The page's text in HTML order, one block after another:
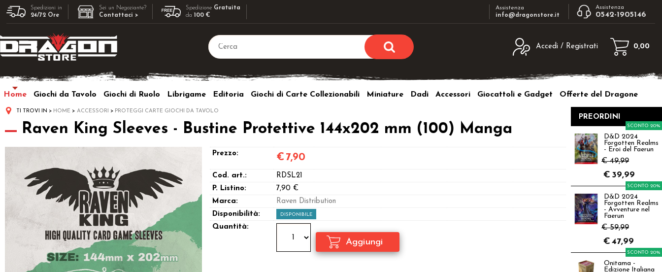
Spedizioni in
24/72 Ore
Sei un Negoziante?
Contattaci >
Spedizione Gratuita
da100 €
Assistenza
info@dragonstore.it
Assistenza
0542-1905146
Accedi / Registrati
utente e la password e poi clicca sul
Nome utente:
Password:
sito clicca sul pulsante "Registrati"
0,00
Home Giochi da Tavolo Giochi di Ruolo Librigame Editoria Giochi di Carte Collezionabili Miniature Dadi Accessori Giocattoli e Gadget Offerte del Dragone
TI TROVI IN HOME ACCESSORI PROTEGGI CARTE GIOCHI DA TAVOLO
Raven King Sleeves - Bustine Protettive 144x202 mm (100) Manga
Prezzo: € 7,90
Cod. art.:
RDSL21
P. Listino:
7,90 €
Marca:
Raven Distribution
Disponibilità:
DISPONIBILE
Quantità:
PREORDINI
D&D 2024
Forgotten Realms
- Eroi del Faerun
€ 49,99
SCONTO 20%
€ 39,99
D&D 2024
Forgotten Realms
- Avventure nel
Faerun
€ 59,99
SCONTO 20%
€ 47,99
Onitama -
Edizione Italiana
SCONTO 20%